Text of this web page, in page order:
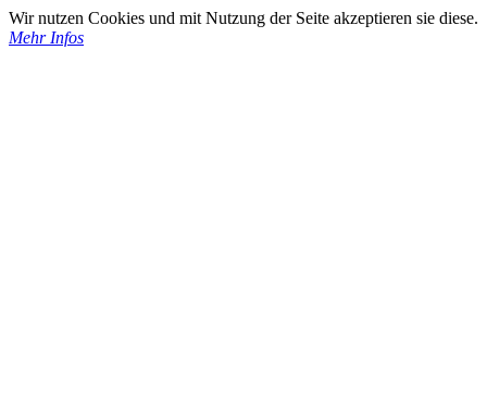
Wir nutzen Cookies und mit Nutzung der Seite akzeptieren sie diese.
Mehr Infos